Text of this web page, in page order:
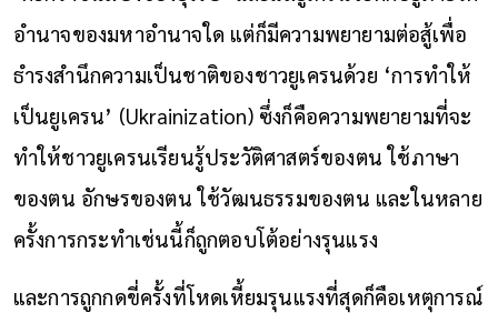
อำนาจของมหาอำนาจใด แต่ก็มีความพยายามต่อสู้เพื่อ
ธำรงสำนึกความเป็นชาติของชาวยูเครนด้วย ‘การทำให้
เป็นยูเครน’ (Ukrainization) ซึ่งก็คือความพยายามที่จะ
ทำให้ชาวยูเครนเรียนรู้ประวัติศาสตร์ของตน ใช้ภาษา
ของตน อักษรของตน ใช้วัฒนธรรมของตน และในหลาย
ครั้งการกระทำเช่นนี้ก็ถูกตอบโต้อย่างรุนแรง
และการถูกกดขี่ครั้งที่โหดเหี้ยมรุนแรงที่สุดก็คือเหตุการณ์